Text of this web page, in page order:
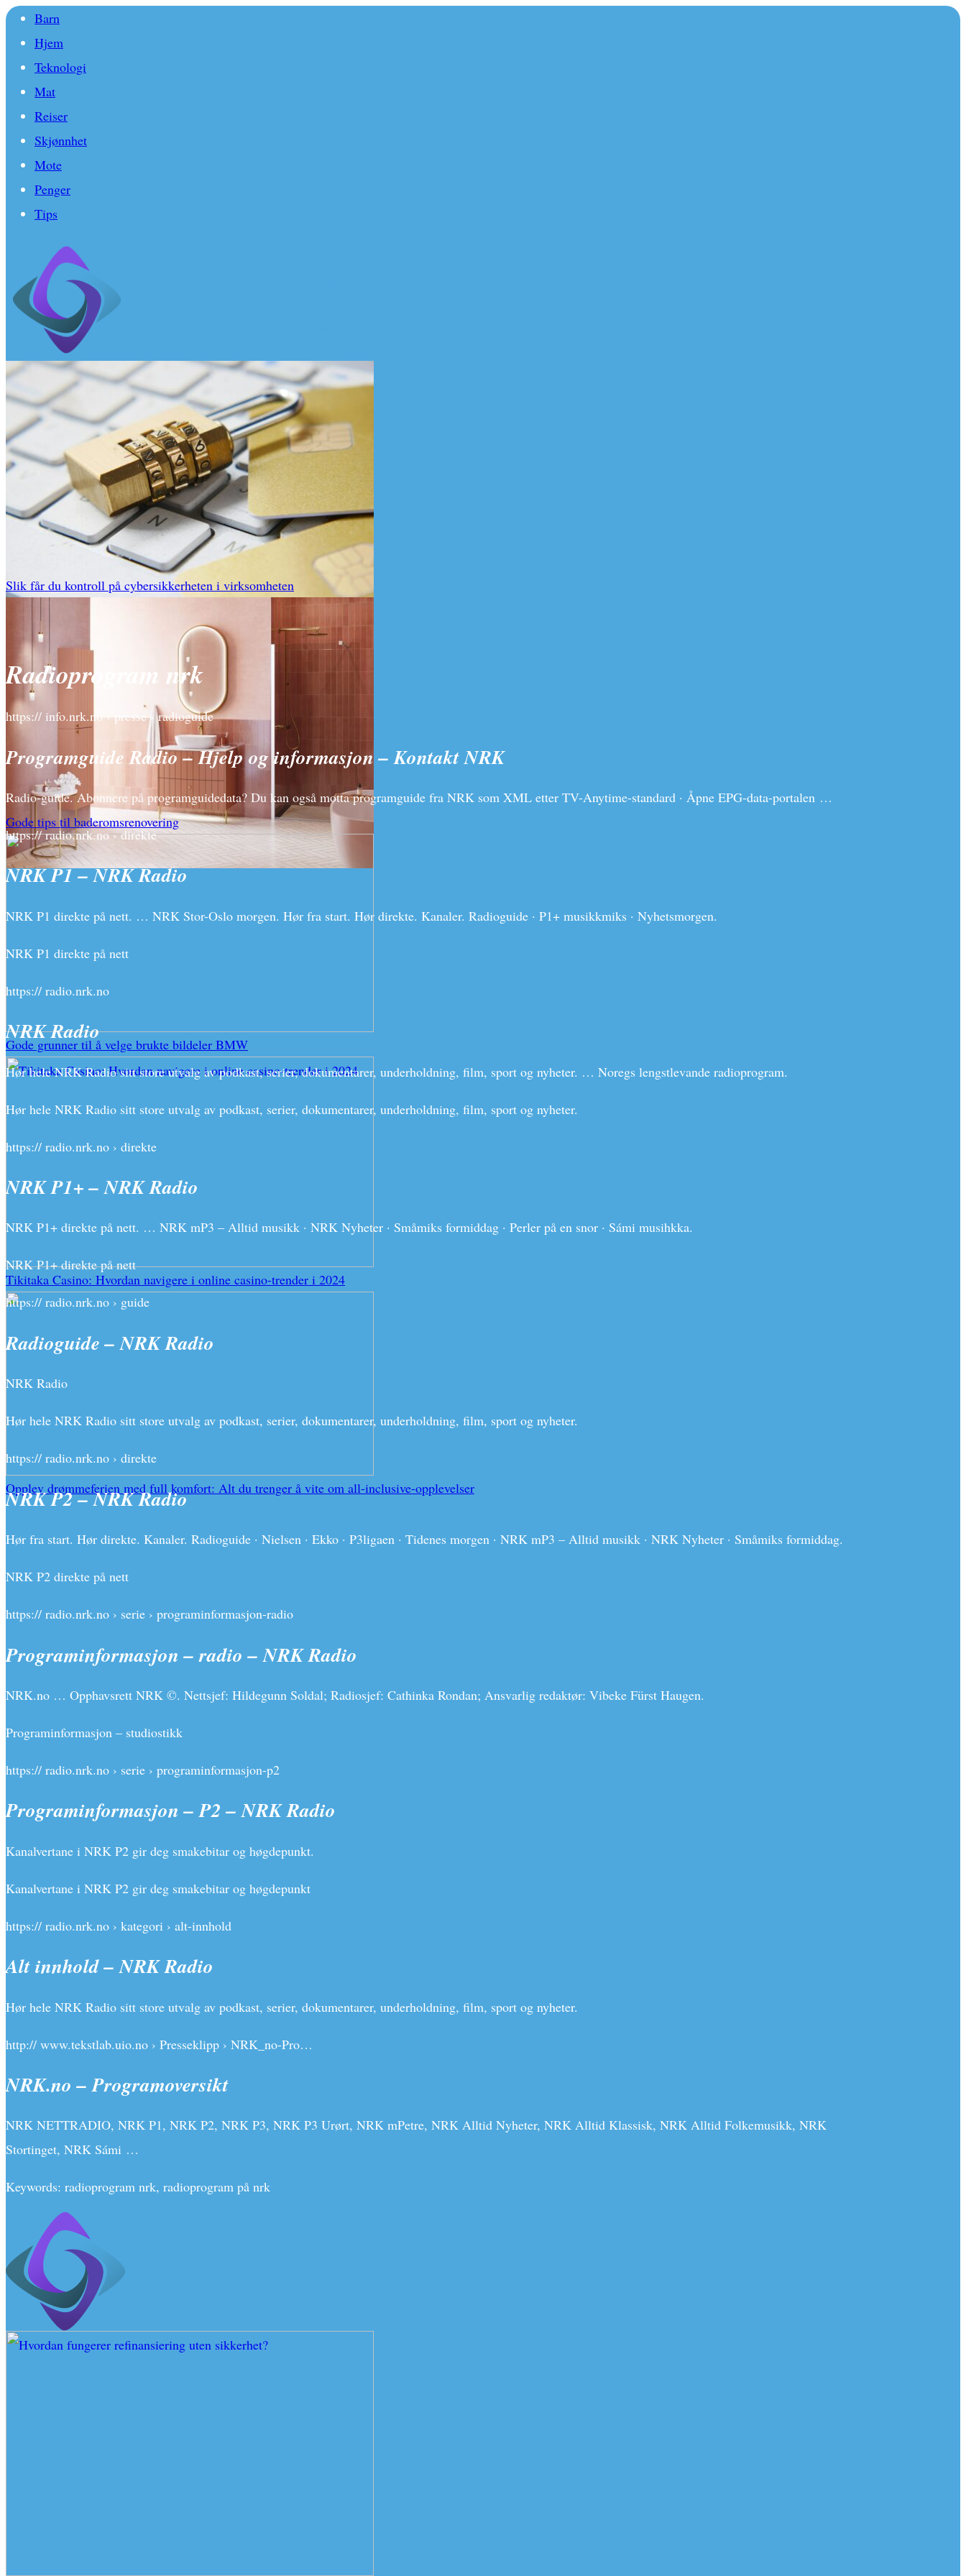
Barn
Hjem
Teknologi
Mat
Reiser
Skjønnhet
Mote
Penger
Tips
Slik får du kontroll på cybersikkerheten i virksomheten
Gode tips til baderomsrenovering
Gode grunner til å velge brukte bildeler BMW
Tikitaka Casino: Hvordan navigere i online casino-trender i 2024
Opplev drømmeferien med full komfort: Alt du trenger å vite om all-inclusive-opplevelser
Radioprogram nrk
https:// info.nrk.no › presse › radioguide
Programguide Radio – Hjelp og informasjon – Kontakt NRK
Radio-guide. Abonnere på programguidedata? Du kan også motta programguide fra NRK som XML etter TV-Anytime-standard · Åpne EPG-data-portalen …
https:// radio.nrk.no › direkte
NRK P1 – NRK Radio
NRK P1 direkte på nett. … NRK Stor-Oslo morgen. Hør fra start. Hør direkte. Kanaler. Radioguide · P1+ musikkmiks · Nyhetsmorgen.
NRK P1 direkte på nett
https:// radio.nrk.no
NRK Radio
Hør hele NRK Radio sitt store utvalg av podkast, serier, dokumentarer, underholdning, film, sport og nyheter. … Noregs lengstlevande radioprogram.
Hør hele NRK Radio sitt store utvalg av podkast, serier, dokumentarer, underholdning, film, sport og nyheter.
https:// radio.nrk.no › direkte
NRK P1+ – NRK Radio
NRK P1+ direkte på nett. … NRK mP3 – Alltid musikk · NRK Nyheter · Småmiks formiddag · Perler på en snor · Sámi musihkka.
NRK P1+ direkte på nett
https:// radio.nrk.no › guide
Radioguide – NRK Radio
NRK Radio
Hør hele NRK Radio sitt store utvalg av podkast, serier, dokumentarer, underholdning, film, sport og nyheter.
https:// radio.nrk.no › direkte
NRK P2 – NRK Radio
Hør fra start. Hør direkte. Kanaler. Radioguide · Nielsen · Ekko · P3ligaen · Tidenes morgen · NRK mP3 – Alltid musikk · NRK Nyheter · Småmiks formiddag.
NRK P2 direkte på nett
https:// radio.nrk.no › serie › programinformasjon-radio
Programinformasjon – radio – NRK Radio
NRK.no … Opphavsrett NRK ©. Nettsjef: Hildegunn Soldal; Radiosjef: Cathinka Rondan; Ansvarlig redaktør: Vibeke Fürst Haugen.
Programinformasjon – studiostikk
https:// radio.nrk.no › serie › programinformasjon-p2
Programinformasjon – P2 – NRK Radio
Kanalvertane i NRK P2 gir deg smakebitar og høgdepunkt.
Kanalvertane i NRK P2 gir deg smakebitar og høgdepunkt
https:// radio.nrk.no › kategori › alt-innhold
Alt innhold – NRK Radio
Hør hele NRK Radio sitt store utvalg av podkast, serier, dokumentarer, underholdning, film, sport og nyheter.
http:// www.tekstlab.uio.no › Presseklipp › NRK_no-Pro…
NRK.no – Programoversikt
NRK NETTRADIO, NRK P1, NRK P2, NRK P3, NRK P3 Urørt, NRK mPetre, NRK Alltid Nyheter, NRK Alltid Klassisk, NRK Alltid Folkemusikk, NRK
Stortinget, NRK Sámi …
Keywords: radioprogram nrk, radioprogram på nrk